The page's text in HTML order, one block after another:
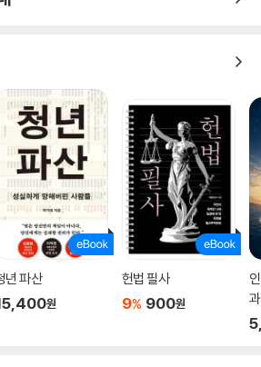
는 도덕적 난제는 형사사건을 심리하는 판사
하는 감독관, 문제 있는 직원을 징계해야 하는
아이에게 벌을 줘야 하는 부모들도 이 문제로
이 적합한지, 어떤 방식이 효과적인지, 장차 어
다른 모든 사람들도 그런 행동을 못하게 막을
선을 넘지 않는 충분한 조치는 무엇인지를 평
한다.
고 있지만, 정의는 때로 머리 못지않게 가슴
릿 바라라의 지론이다. 그 이유는 법이 실제 현
하게 앞세울 때가 있기 때문이다. 사법제도
이고, 정의가 추상적 개념이라 해도 이를 추
인간들이다. 훌륭한 조리법이 맛있는 음식을
정의를 장담하지는 못한다. 법은 단지 도구
년 파산
원
헌법 필사
9% 900원